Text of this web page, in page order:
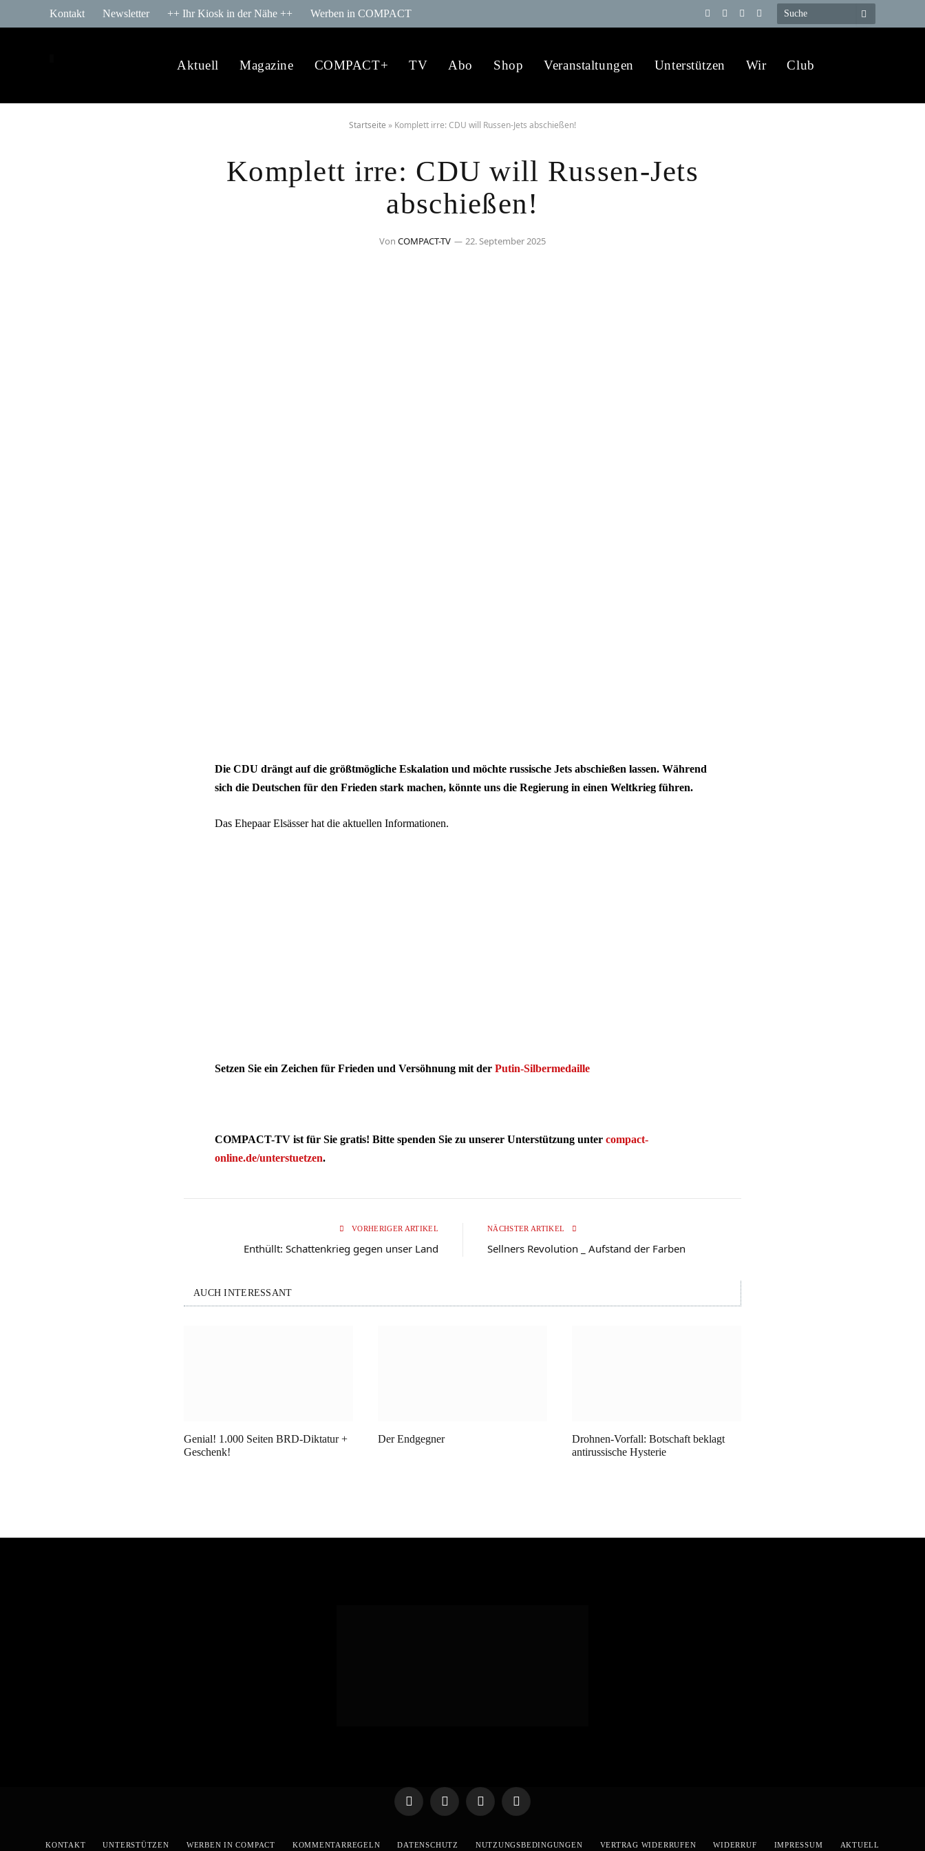
Kontakt Newsletter ++ Ihr Kiosk in der Nähe ++ Werben in COMPACT
Telegram
YouTube
X
WhatsApp
Aktuell Magazine COMPACT+ TV Abo Shop Veranstaltungen Unterstützen Wir Club
Startseite » Komplett irre: CDU will Russen-Jets abschießen!
Komplett irre: CDU will Russen-Jets
abschießen!
Von COMPACT-TV 22. September 2025
Die CDU drängt auf die größtmögliche Eskalation und möchte russische Jets abschießen lassen. Während
sich die Deutschen für den Frieden stark machen, könnte uns die Regierung in einen Weltkrieg führen.
Das Ehepaar Elsässer hat die aktuellen Informationen.
Setzen Sie ein Zeichen für Frieden und Versöhnung mit der Putin-Silbermedaille
COMPACT-TV ist für Sie gratis! Bitte spenden Sie zu unserer Unterstützung unter compact-
online.de/unterstuetzen.
VORHERIGER ARTIKEL
Enthüllt: Schattenkrieg gegen unser Land
NÄCHSTER ARTIKEL
Sellners Revolution _ Aufstand der Farben
AUCH INTERESSANT
Genial! 1.000 Seiten BRD-Diktatur +
Geschenk!
Der Endgegner
Drohnen-Vorfall: Botschaft beklagt
antirussische Hysterie
TelegramWhatsApp
X
YouTube
KONTAKT UNTERSTÜTZEN WERBEN IN COMPACT KOMMENTARREGELN DATENSCHUTZ NUTZUNGSBEDINGUNGEN VERTRAG WIDERRUFEN WIDERRUF IMPRESSUM AKTUELL